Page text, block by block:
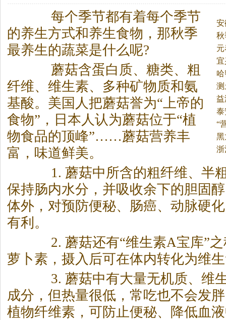
了
秋
“
黑
物
浙
每个季节都有着每个季节
的养生方式和养生食物，那秋季
最养生的蔬菜是什么呢?
蘑菇含蛋白质、糖类、粗
纤维、维生素、多种矿物质和氨
基酸。 美国人把蘑菇誉为“上帝的
食物”，日本人认为蘑菇位于“植
物食品的顶峰”……蘑菇营养丰
富，味道鲜美。
1. 蘑菇中所含的粗纤维、半
保持肠内水分，并吸收余下的胆固
体外，对预防便秘、肠癌、动脉硬
有利。
2. 蘑菇还有“维生素A宝库”之
萝卜素，摄入后可在体内转化为维
3. 蘑菇中有大量无机质、维
成分，但热量很低，常吃也不会发
植物纤维素，可防止便秘、降低血